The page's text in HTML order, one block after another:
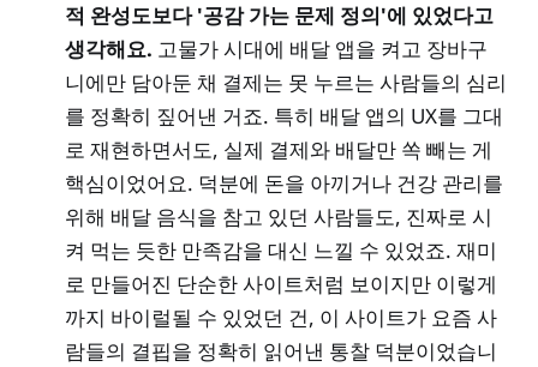
적 완성도보다 '공감 가는 문제 정의'에 있었다고
생각해요. 고물가 시대에 배달 앱을 켜고 장바구
니에만 담아둔 채 결제는 못 누르는 사람들의 심리
를 정확히 짚어낸 거죠. 특히 배달 앱의 UX를 그대
로 재현하면서도, 실제 결제와 배달만 쏙 빼는 게
핵심이었어요. 덕분에 돈을 아끼거나 건강 관리를
위해 배달 음식을 참고 있던 사람들도, 진짜로 시
켜 먹는 듯한 만족감을 대신 느낄 수 있었죠. 재미
로 만들어진 단순한 사이트처럼 보이지만 이렇게
까지 바이럴될 수 있었던 건, 이 사이트가 요즘 사
람들의 결핍을 정확히 읽어낸 통찰 덕분이었습니